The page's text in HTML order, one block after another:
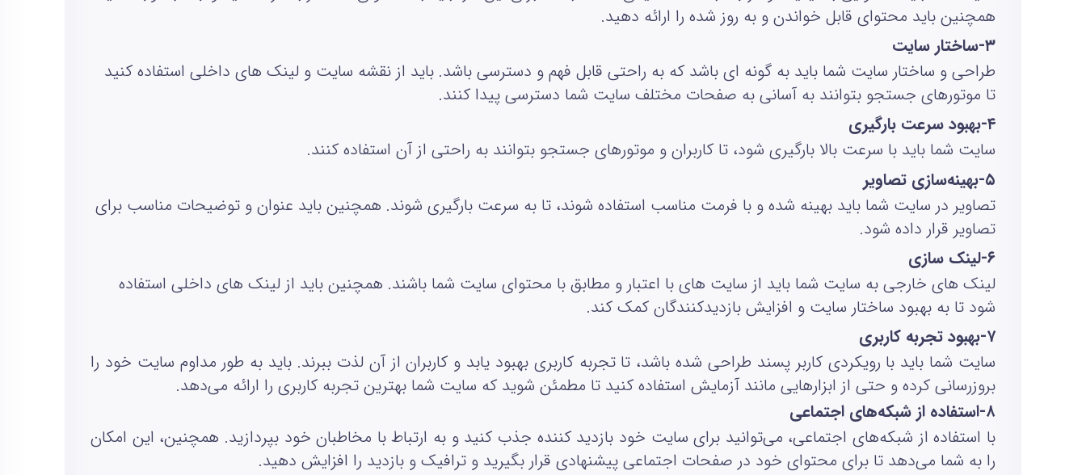
همچنین باید محتوای قابل خواندن و به روز شده را ارائه دهید.
۳-ساختار سایت
طراحی و ساختار سایت شما باید به گونه‌ ای باشد که به راحتی قابل فهم و دسترسی باشد. باید از نقشه سایت و لینک‌ های داخلی استفاده کنید
تا موتورهای جستجو بتوانند به آسانی به صفحات مختلف سایت شما دسترسی پیدا کنند.
۴-بهبود سرعت بارگیری
سایت شما باید با سرعت بالا بارگیری شود، تا کاربران و موتورهای جستجو بتوانند به راحتی از آن استفاده کنند.
۵-بهینه‌سازی تصاویر
تصاویر در سایت شما باید بهینه شده و با فرمت مناسب استفاده شوند، تا به سرعت بارگیری شوند. همچنین باید عنوان و توضیحات مناسب برای
تصاویر قرار داده شود.
۶-لینک سازی
لینک‌ های خارجی به سایت شما باید از سایت‌ های با اعتبار و مطابق با محتوای سایت شما باشند. همچنین باید از لینک‌ های داخلی استفاده
شود تا به بهبود ساختار سایت و افزایش بازدیدکنندگان کمک کند.
۷-بهبود تجربه کاربری
سایت شما باید با رویکردی کاربر پسند طراحی شده باشد، تا تجربه کاربری بهبود یابد و کاربران از آن لذت ببرند. باید به طور مداوم سایت خود را
بروزرسانی کرده و حتی از ابزارهایی مانند آزمایش استفاده کنید تا مطمئن شوید که سایت شما بهترین تجربه کاربری را ارائه می‌دهد.
۸-استفاده از شبکه‌های اجتماعی
با استفاده از شبکه‌های اجتماعی، می‌توانید برای سایت خود بازدید کننده جذب کنید و به ارتباط با مخاطبان خود بپردازید. همچنین، این امکان
را به شما می‌دهد تا برای محتوای خود در صفحات اجتماعی پیشنهادی قرار بگیرید و ترافیک و بازدید را افزایش دهید.